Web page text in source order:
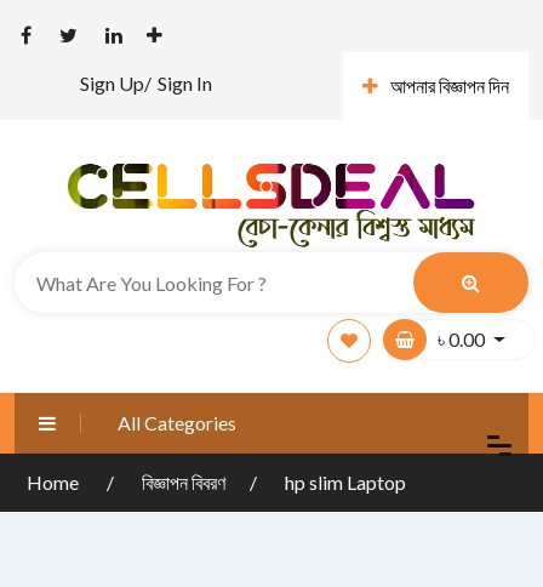
Sign Up/ Sign In আপনার বিজ্ঞাপন দিন
৳0.00
All Categories
Home বিজ্ঞাপন বিবরণ hp slim Laptop